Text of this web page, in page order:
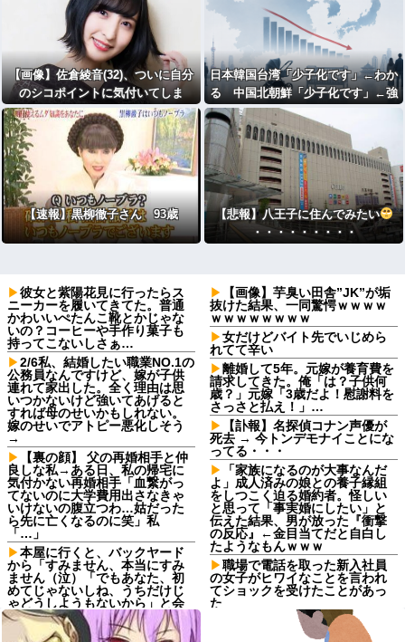
【画像】佐倉綾音(32)、ついに自分
のシコポイントに気付いてしま
う・・・
日本韓国台湾「少子化です」←わか
る 中国北朝鮮「少子化です」←強
権国家でも止められないのかよ
【速報】黒柳徹子さん 93歳
【悲報】八王子に住んでみたい
・・・・・・・・・
彼女と紫陽花見に行ったらス
ニーカーを履いてきてた。普通
かわいいぺたんこ靴とかじゃな
いの？コーヒーや手作り菓子も
持ってこないしさぁ…
2/6私、結婚したい職業NO.1の
公務員なんですけど、嫁が子供
連れて家出した。全く理由は思
いつかないけど強いてあげると
すれば母のせいかもしれない。
嫁のせいでアトピー悪化しそう
→
【裏の顔】 父の再婚相手と仲
良しな私→ある日、私の帰宅に
気付かない再婚相手「血繋がっ
てないのに大学費用出さなきゃ
いけないの腹立つわ…姑だった
ら先に亡くなるのに笑」私
「…」
本屋に行くと、バックヤード
から「すみません、本当にすみ
ません（泣）「でもあなた、初
めてじゃないしね、うちだけじ
ゃどうしようもないから」と会
話が聞こえてきた→する
と・・・
【画像】芋臭い田舎”JK”が垢
抜けた結果、一同驚愕ｗｗｗｗ
ｗｗｗｗｗｗｗｗ
女だけどバイト先でいじめら
れてて辛い
離婚して5年。元嫁が養育費を
請求してきた。俺「は？子供何
歳？」元嫁「3歳だよ！慰謝料を
さっさと払え！」…
【訃報】名探偵コナン声優が
死去 → 今トンデモナイことにな
ってる・・・
「家族になるのが大事なんだ
よ」成人済みの娘との養子縁組
をしつこく迫る婚約者。怪しい
と思って「事実婚にしたい」と
伝えた結果、男が放った『衝撃
の反応』←金目当てだと自白し
たようなもんｗｗｗ
職場で電話を取った新入社員
の女子がヒワイなことを言われ
てショックを受けたことがあっ
た
GPSを利用したゲーム思いつ